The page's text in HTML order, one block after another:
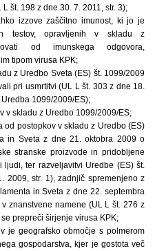
št. 198 z dne 30. 7. 2011, str. 3);
izzove zaščitno imunost, ki jo je
testov, opravljenih v skladu z
od imunskega odgovora,
tipom virusa KPK;
z Uredbo Sveta (ES) št. 1099/2009
pri usmrtitvi (UL L št. 303 z dne 18.
1099/2009/ES);
v skladu z Uredbo 1099/2009/ES;
od postopkov v skladu z Uredbo (ES)
in Sveta z dne 21. oktobra 2009 o
stranske proizvode in pridobljene
ter razveljavitvi Uredbe (ES) št.
2009, str. 1), zadnjič spremenjeno z
in Sveta z dne 22. septembra
znanstvene namene (UL L št. 276 z
prepreči širjenje virusa KPK;
je geografsko območje s polmerom
gospodarstva, kjer je gostota več